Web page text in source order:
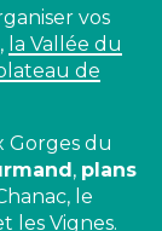
vos
, la Vallée du
de
Gorges du
, plans
le
les Vignes.